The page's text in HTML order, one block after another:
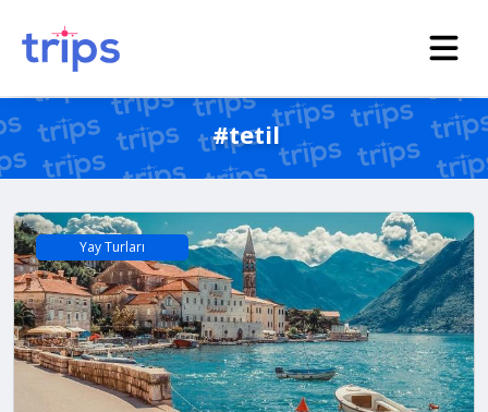
#tetil
Yay Turları